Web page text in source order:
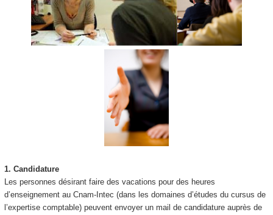
1. Candidature
Les personnes désirant faire des vacations pour des heures
d’enseignement au Cnam-Intec (dans les domaines d’études du cursus de
l’expertise comptable) peuvent envoyer un mail de candidature auprès de